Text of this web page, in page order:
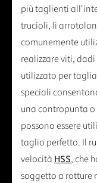
più taglienti
trucioli, li
comunemente
realizzare viti,
utilizzato per
speciali
una contropunta
possono essere
taglio perfetto. Il
velocità HSS, che
soggetto a rotture